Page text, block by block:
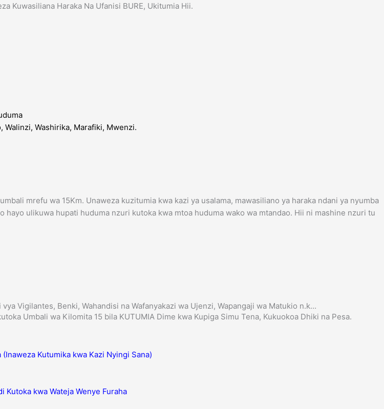
Kuwasiliana Haraka Na Ufanisi BURE, Ukitumia Hii.
Walinzi, Washirika, Marafiki, Mwenzi.
mrefu wa 15Km. Unaweza kuzitumia kwa kazi ya usalama, mawasiliano ya haraka ndani ya nyumba
hayo ulikuwa hupati huduma nzuri kutoka kwa mtoa huduma wako wa mtandao. Hii ni mashine nzuri tu
Vigilantes, Benki, Wahandisi na Wafanyakazi wa Ujenzi, Wapangaji wa Matukio n.k...
Umbali wa Kilomita 15 bila KUTUMIA Dime kwa Kupiga Simu Tena, Kukuokoa Dhiki na Pesa.
Kutumika kwa Kazi Nyingi Sana)
Kutoka kwa Wateja Wenye Furaha